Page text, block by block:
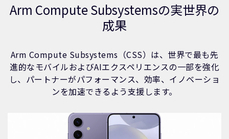
Arm Compute Subsystemsの実世界の
成果
Arm Compute Subsystems（CSS）は、世界で最も先
進的なモバイルおよびAIエクスペリエンスの一部を強化
し、パートナーがパフォーマンス、効率、イノベーショ
ンを加速できるよう支援します。